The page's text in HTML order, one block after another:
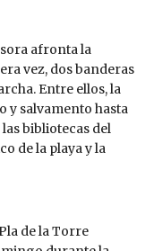
afronta la
vez, dos banderas
Entre ellos, la
y salvamento hasta
bibliotecas del
de la playa y la
de la Torre